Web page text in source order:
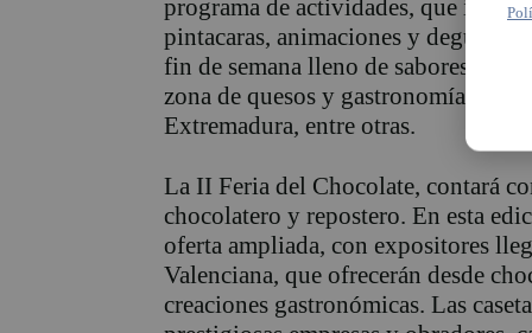
programa de actividades, que
pintacaras, animaciones y
fin de semana lleno de sabores,
zona de quesos y gastronomía,
Extremadura, entre otras.
La II Feria del Chocolate, contará
chocolatero y repostero. En esta
oferta ampliada, con expositores
Valenciana, que ofrecerán desde
creaciones gastronómicas. Las